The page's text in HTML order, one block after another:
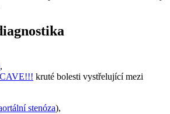
,
kruté bolesti vystřelující mezi
stenóza),